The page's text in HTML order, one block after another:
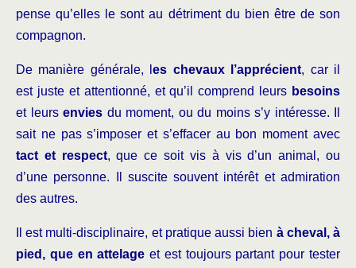
pense qu’elles le sont au détriment du bien être de son
compagnon.
De manière générale, les chevaux l’apprécient, car il
est juste et attentionné, et qu’il comprend leurs besoins
et leurs envies du moment, ou du moins s’y intéresse. Il
sait ne pas s’imposer et s’effacer au bon moment avec
tact et respect, que ce soit vis à vis d’un animal, ou
d’une personne. Il suscite souvent intérêt et admiration
des autres.
Il est multi-disciplinaire, et pratique aussi bien à cheval, à
pied, que en attelage et est toujours partant pour tester